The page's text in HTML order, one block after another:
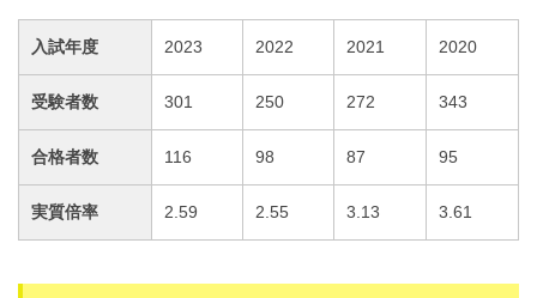
入試年度 2023 2022 2021 2020
受験者数 301 250 272 343
合格者数 116 98 87 95
実質倍率 2.59 2.55 3.13 3.61